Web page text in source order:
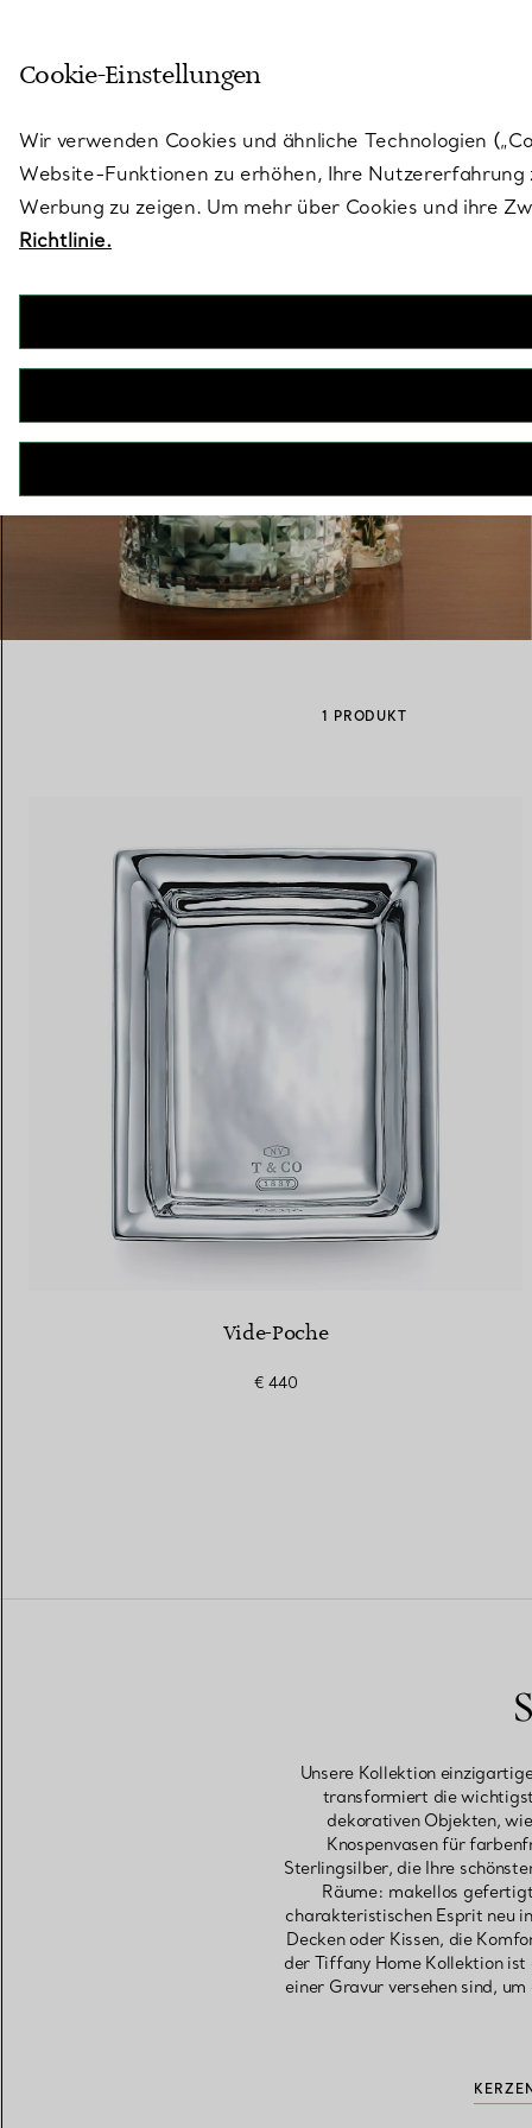
Eheringe für Damen
1 PRODUKT
Vide-Poche
€ 440
Unsere Kollektion
transformiert die
dekorativen Objekten,
Knospenvasen für
Sterlingsilber, die Ihre
Räume: makellos
charakteristischen Esprit neu
Decken oder Kissen, die
der Tiffany Home Kollektion
einer Gravur versehen sind,
Cookie-Einstellungen
Wir verwenden Cookies und ähnliche Technologien
Website-Funktionen zu erhöhen, Ihre
Werbung zu zeigen. Um mehr über Cookies und ihre
Richtlinie.